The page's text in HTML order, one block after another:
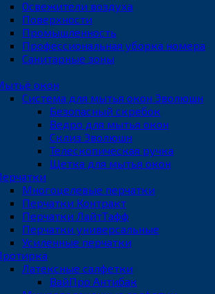
Освежители воздуха
Поверхности
Промышленность
Профессиональная уборка номера
Санитарные зоны
окон
Система для мытья окон Эволюшн
Безопасный скребок
Ведро для мытья окон
Склиз Эволюшн
Телескопическая ручка
Щетка для мытья окон
Многоцелевые перчатки
Перчатки Контракт
Перчатки ЛайтТафф
Перчатки универсальные
Усиленные перчатки
Латексные салфетки
ВайПро Антибак